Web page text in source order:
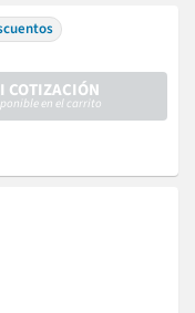
COTIZACIÓN
en el carrito